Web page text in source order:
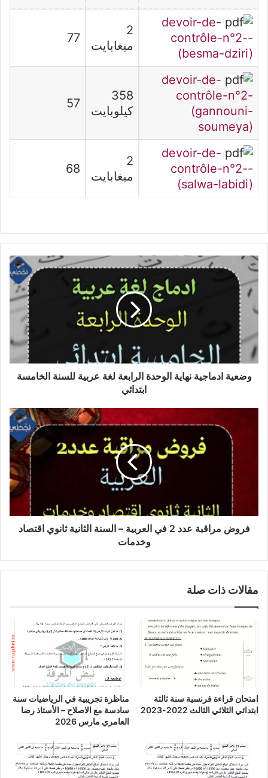
devoir-de-
contrôle-n°2--
(besma-dziri)
2
ميغابايت
77
devoir-de-
contrôle-n°2-
(gannouni-
soumeya)
358
كيلوبايت
57
devoir-de-
contrôle-n°2--
(salwa-labidi)
2
ميغابايت
68
وضعية
ادماجية
نهاية
الوحدة
الرابعة
عربية
للسنة
الخامسة
ابتدائي
وضعية ادماجية نهاية الوحدة الرابعة لغة عربية للسنة الخامسة
ابتدائي
الثانية
ثانوي
فروض مراقبة عدد 2 في العربية – السنة الثانية ثانوي اقتصاد
وخدمات
مقالات ذات صلة
امتحان قراءة فرنسية سنة ثالثة
ابتدائي الثلاثي الثالث 2022-2023
مناظرة تجريبية في الرياضيات سنة
سادسة مع الاصلاح – الأستاذ رضا
العامري مارس 2026